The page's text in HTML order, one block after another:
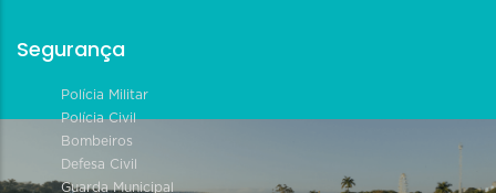
Segurança
Polícia Militar
Polícia Civil
Bombeiros
Defesa Civil
Guarda Municipal